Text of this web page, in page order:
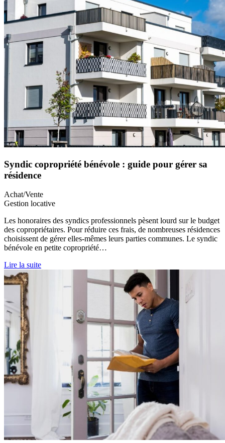
Syndic copropriété bénévole : guide pour gérer sa
résidence
Achat/Vente
Gestion locative
Les honoraires des syndics professionnels pèsent lourd sur le budget
des copropriétaires. Pour réduire ces frais, de nombreuses résidences
choisissent de gérer elles-mêmes leurs parties communes. Le syndic
bénévole en petite copropriété…
Lire la suite